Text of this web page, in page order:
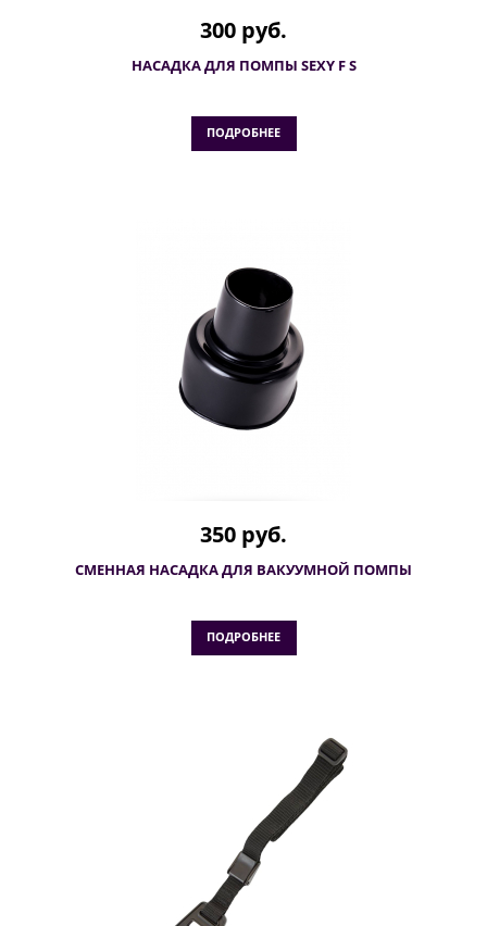
300 руб.
НАСАДКА ДЛЯ ПОМПЫ SEXY F S
ПОДРОБНЕЕ
350 руб.
СМЕННАЯ НАСАДКА ДЛЯ ВАКУУМНОЙ ПОМПЫ
ПОДРОБНЕЕ